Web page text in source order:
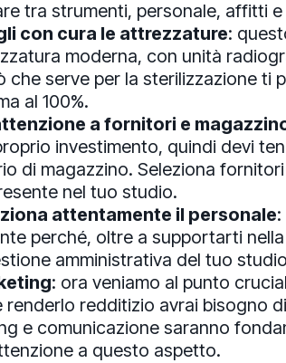
tra strumenti, personale, affitti e
con cura le attrezzature:
moderna, con unità
che serve per la sterilizzazione ti
al 100%.
a fornitori e
investimento, quindi devi
di magazzino. Seleziona
nel tuo studio.
attentamente il personale
perché, oltre a supportarti
amministrativa del tuo
: ora veniamo al punto
renderlo redditizio avrai bisogno
e comunicazione saranno
a questo aspetto.